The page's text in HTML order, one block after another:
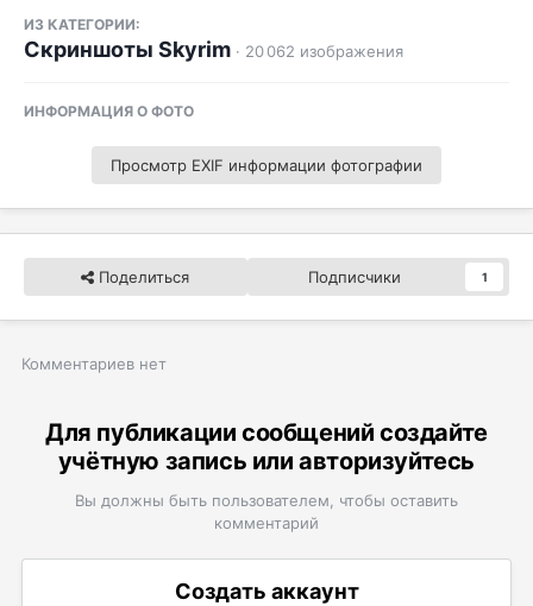
ИЗ КАТЕГОРИИ:
Скриншоты Skyrim · 20 062 изображения
ИНФОРМАЦИЯ О ФОТО
Просмотр EXIF информации фотографии
Поделиться Подписчики 1
Комментариев нет
Для публикации сообщений создайте
учётную запись или авторизуйтесь
Вы должны быть пользователем, чтобы оставить
комментарий
Создать аккаунт